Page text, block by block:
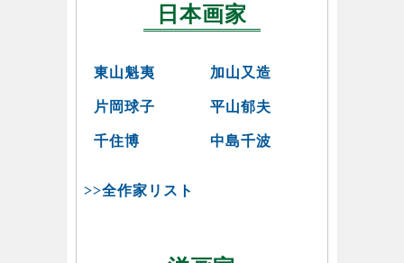
日本画家
東山魁夷 加山又造
片岡球子 平山郁夫
千住博 中島千波
>>全作家リスト